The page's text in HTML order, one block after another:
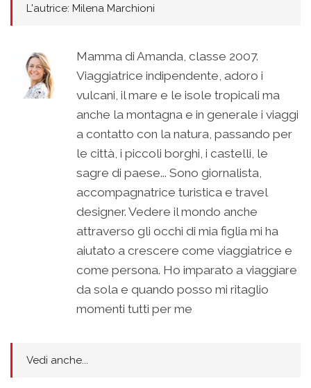
L'autrice: Milena Marchioni
Mamma di Amanda, classe 2007.
Viaggiatrice indipendente, adoro i
vulcani, il mare e le isole tropicali ma
anche la montagna e in generale i viaggi
a contatto con la natura, passando per
le città, i piccoli borghi, i castelli, le
sagre di paese... Sono giornalista,
accompagnatrice turistica e travel
designer. Vedere il mondo anche
attraverso gli occhi di mia figlia mi ha
aiutato a crescere come viaggiatrice e
come persona. Ho imparato a viaggiare
da sola e quando posso mi ritaglio
momenti tutti per me
Vedi anche...